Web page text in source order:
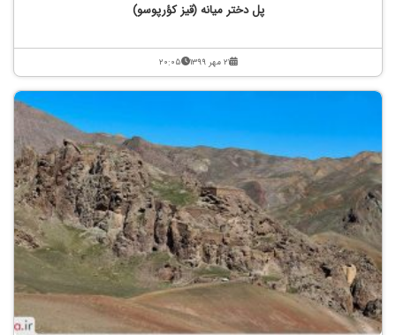
پل دختر میانه (قیز کؤرپوسو)
۲۱ مهر ۱۳۹۹ ۲۰:۰۵